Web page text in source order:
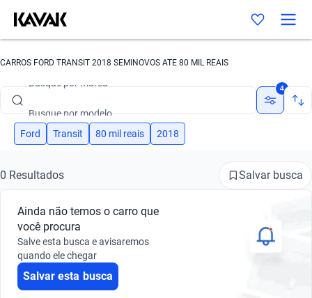
CARROS FORD TRANSIT 2018 SEMINOVOS ATE 80 MIL REAIS
Busque por versão
Busque por marca
Busque por modelo
Busque por versão
4
Ford Transit 80 mil reais 2018
0 Resultados Salvar busca
Ainda não temos o carro que
você procura
Salve esta busca e avisaremos
quando ele chegar
Salvar esta busca